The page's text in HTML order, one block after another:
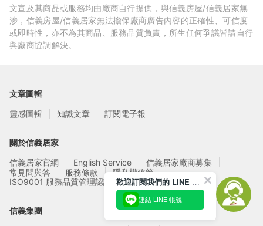
文宣及其商品或服務均由廠商自行提供，與信義房屋/信義居家無
涉，信義房屋/信義居家無法擔保廠商廣告內容的正確性、可信度
或即時性，亦不為其商品、服務品質負責，所生任何爭議皆請自行
與廠商協調解決。
文章圖輯
靈感圖輯
知識文章 訂閱電子報
關於信義居家
信義居家官網
English Service
信義居家廠商募集
常見問與答
服務條款
隱私權政策
ISO9001 服務品質管理認證
信義集團
歡迎訂閱我們的 LINE 官方帳號
連結 LINE 帳號